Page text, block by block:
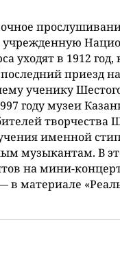
уходят в 1912
приезд
ученику Шестого
году музеи
творчества
именной
музыкантам. В
на мини-
в материале